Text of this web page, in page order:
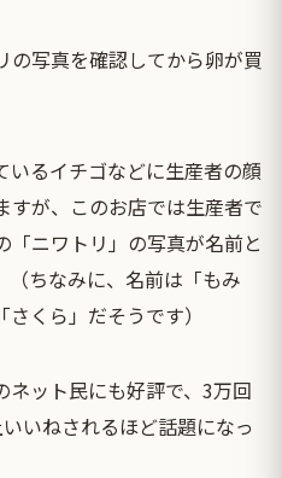
の写真を確認してから卵が買
いるイチゴなどに生産者の顔
すが、このお店では生産者で
「ニワトリ」の写真が名前と
（ちなみに、名前は「もみ
くら」だそうです）
ネット民にも好評で、3万回
いねされるほど話題になっ